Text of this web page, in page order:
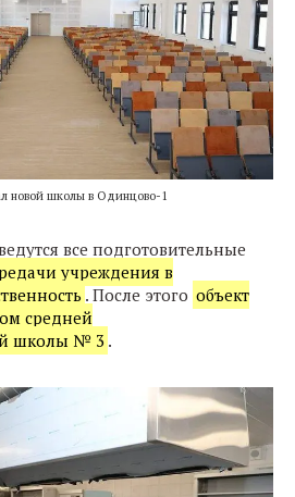
новой школы в Одинцово-1
все подготовительные
учреждения в
. После этого объект
средней
школы № 3 .